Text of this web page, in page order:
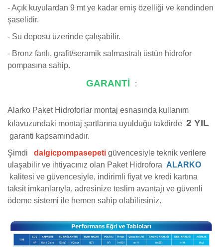
- Açık kuyulardan 9 mt ye kadar emiş özelliği ve kendinden
şaselidir.
- Su deposu üzerinde çalışabilir.
- Bronz fanlı, grafit/seramik salmastralı üstün hidrofor
pompasına sahip.
GARANTİ :
Alarko Paket Hidroforlar montaj esnasında kullanım
kılavuzundaki montaj şartlarına uyulduğu takdirde 2 YIL
garanti kapsamındadır.
Şimdi
dalgicpompasepeti güvencesiyle teknik verilere
ulaşabilir ve ihtiyacınız olan Paket Hidrofora ALARKO
kalitesi ve güvencesiyle, indirimli fiyat ve kredi kartına
taksit imkanlarıyla, adresinize teslim avantajı ve güvenli
ödeme sistemi ile hemen sahip olabilirsiniz.